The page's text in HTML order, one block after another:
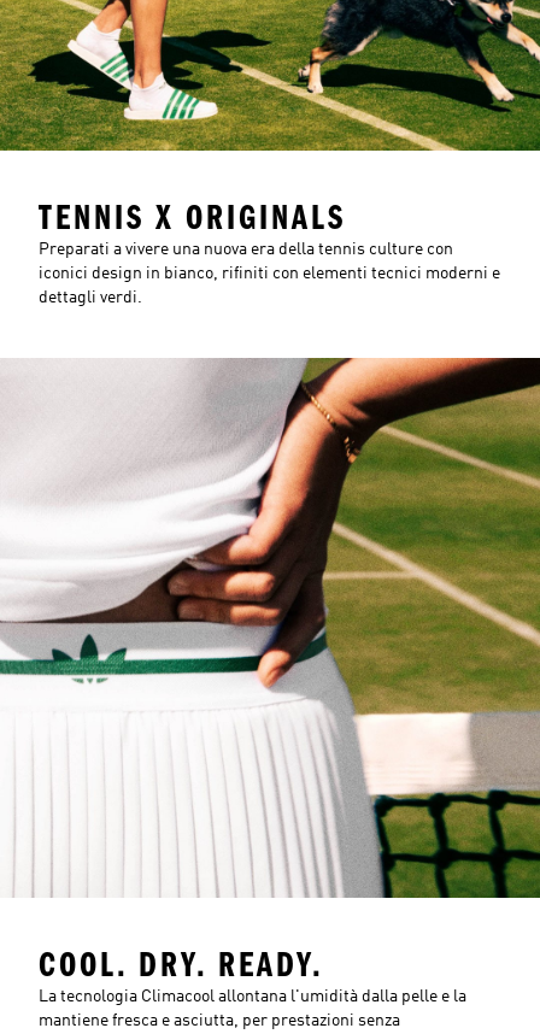
TENNIS X ORIGINALS
Preparati a vivere una nuova era della tennis culture con
iconici design in bianco, rifiniti con elementi tecnici moderni e
dettagli verdi.
COOL. DRY. READY.
La tecnologia Climacool allontana l'umidità dalla pelle e la
mantiene fresca e asciutta, per prestazioni senza